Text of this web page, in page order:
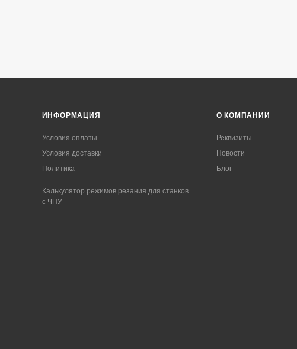
ИНФОРМАЦИЯ
Условия оплаты
Условия доставки
Политика
Калькулятор режимов резания для станков
с ЧПУ
О КОМПАНИИ
Реквизиты
Новости
Блог